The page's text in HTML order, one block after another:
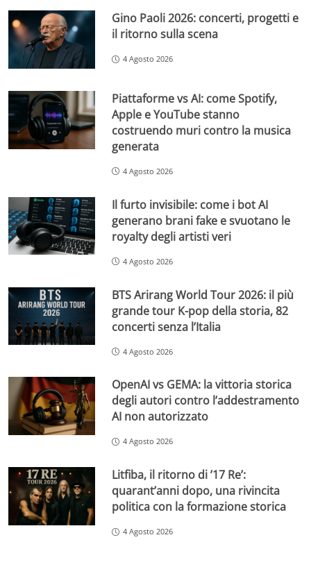
Gino Paoli 2026: concerti, progetti e
il ritorno sulla scena
4 Agosto 2026
Piattaforme vs AI: come Spotify,
Apple e YouTube stanno
costruendo muri contro la musica
generata
4 Agosto 2026
Il furto invisibile: come i bot AI
generano brani fake e svuotano le
royalty degli artisti veri
4 Agosto 2026
BTS Arirang World Tour 2026: il più
grande tour K-pop della storia, 82
concerti senza l’Italia
4 Agosto 2026
OpenAI vs GEMA: la vittoria storica
degli autori contro l’addestramento
AI non autorizzato
4 Agosto 2026
Litfiba, il ritorno di ’17 Re’:
quarant’anni dopo, una rivincita
politica con la formazione storica
4 Agosto 2026